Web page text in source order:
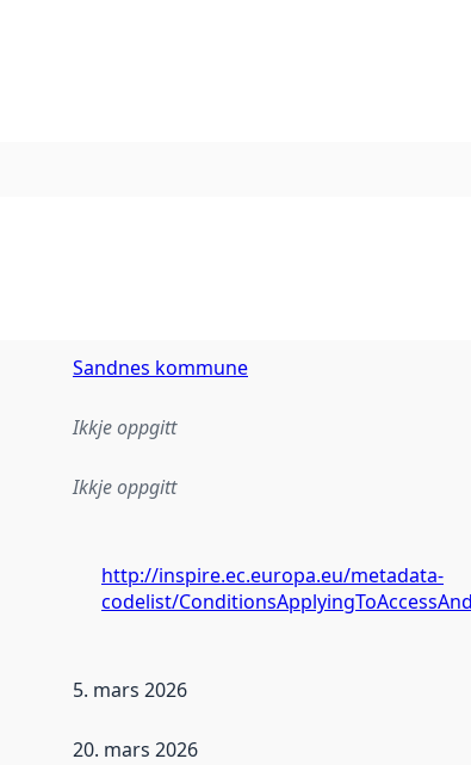
Sandnes kommune
Ikkje oppgitt
Ikkje oppgitt
http://inspire.ec.europa.eu/metadata-
codelist/
5. mars 2026
20. mars 2026